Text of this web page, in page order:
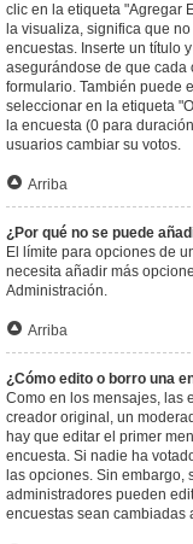
clic en la etiqueta "Agregar
la visualiza, significa que
encuestas. Inserte un título
asegurándose de que cada
formulario. También puede
seleccionar en la etiqueta
la encuesta (0 para
usuarios cambiar su votos.
Arriba
¿Por qué no se puede
El límite para opciones de
necesita añadir más
Administración.
Arriba
¿Cómo edito o borro una
Como en los mensajes, las
creador original, un
hay que editar el primer
encuesta. Si nadie ha
las opciones. Sin
administradores pueden
encuestas sean cambiadas